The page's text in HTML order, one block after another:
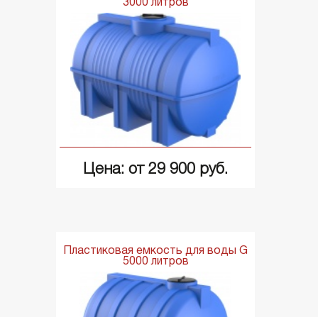
3000 литров
Цена: от 29 900 руб.
Пластиковая емкость для воды G
5000 литров